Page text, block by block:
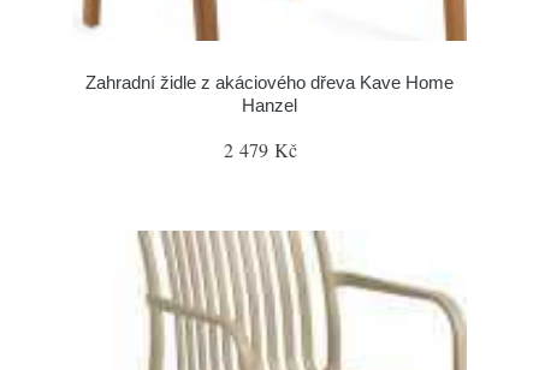
Zahradní židle z akáciového dřeva Kave Home
Hanzel
2 479 Kč